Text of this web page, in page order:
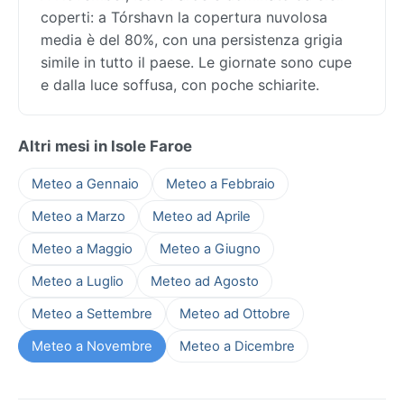
coperti: a Tórshavn la copertura nuvolosa
media è del 80%, con una persistenza grigia
simile in tutto il paese. Le giornate sono cupe
e dalla luce soffusa, con poche schiarite.
Altri mesi in Isole Faroe
Meteo a Gennaio
Meteo a Febbraio
Meteo a Marzo
Meteo ad Aprile
Meteo a Maggio
Meteo a Giugno
Meteo a Luglio
Meteo ad Agosto
Meteo a Settembre
Meteo ad Ottobre
Meteo a Novembre
Meteo a Dicembre